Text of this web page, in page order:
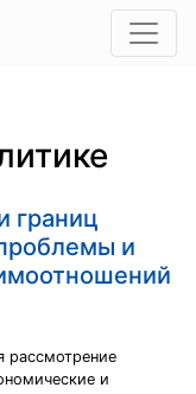
границ
и
рассмотрение
и